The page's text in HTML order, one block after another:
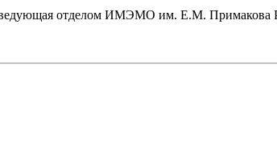
отделом ИМЭМО им. Е.М.